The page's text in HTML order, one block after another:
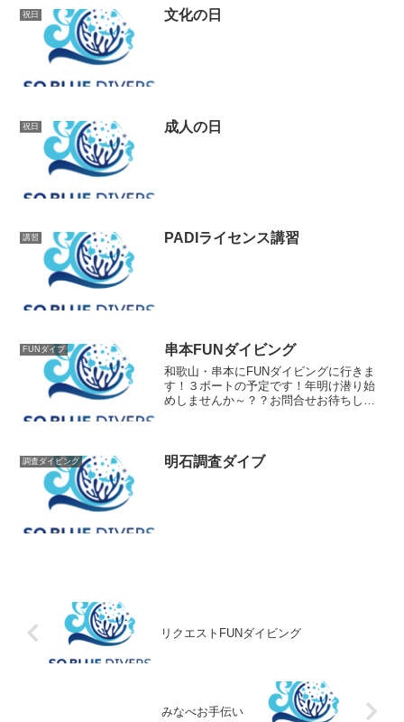
祝日 文化の日
祝日 成人の日
講習 PADIライセンス講習
FUNダイブ 串本FUNダイビング
和歌山・串本にFUNダイビングに行きま
す！３ボートの予定です！年明け潜り始
めしませんか～？？お問合せお待ちして
調査ダイビング 明石調査ダイブ
リクエストFUNダイビング
みなべお手伝い